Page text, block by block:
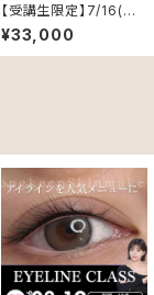
【受講生限定】7/16(木)
本番直前！WULOP大
会強化クラス(対面の
み)
¥33,000